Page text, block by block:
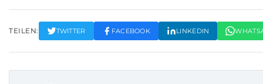
TEILEN: TWITTER FACEBOOK LINKEDIN